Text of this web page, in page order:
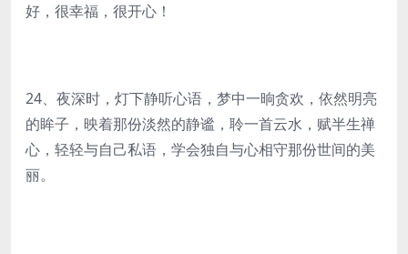
好，很幸福，很开心！
24、夜深时，灯下静听心语，梦中一晌贪欢，依然明亮
的眸子，映着那份淡然的静谧，聆一首云水，赋半生禅
心，轻轻与自己私语，学会独自与心相守那份世间的美
丽。